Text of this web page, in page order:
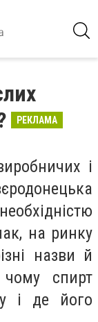
РЕКЛАМА
і
на ринку
назви й
спирт
і де його